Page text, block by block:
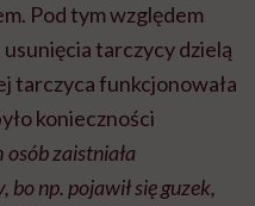
Pod tym względem
tarczycy dzielą
tarczyca funkcjonowała
konieczności
osób zaistniała
np. pojawił się guzek,